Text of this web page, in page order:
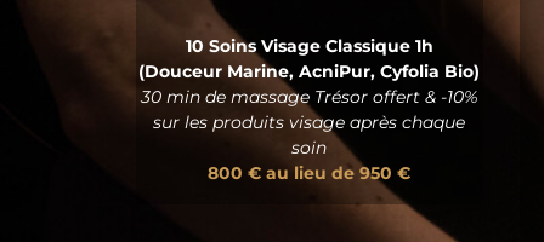
10 Soins Visage Classique 1h
(Douceur Marine, AcniPur, Cyfolia Bio)
30 min de massage Trésor offert & -10%
sur les produits visage après chaque
soin
800 € au lieu de 950 €